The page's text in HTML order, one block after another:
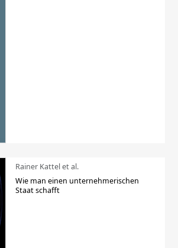
Rainer Kattel et al.
Wie man einen unternehmerischen
Staat schafft